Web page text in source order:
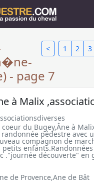
< 1 2 3
- page 7
à Malix
coeur du Bugey,Âne à
pédestre avec
compagnon de
petits
."journée découverte" en
de Provence,Ane de Bât